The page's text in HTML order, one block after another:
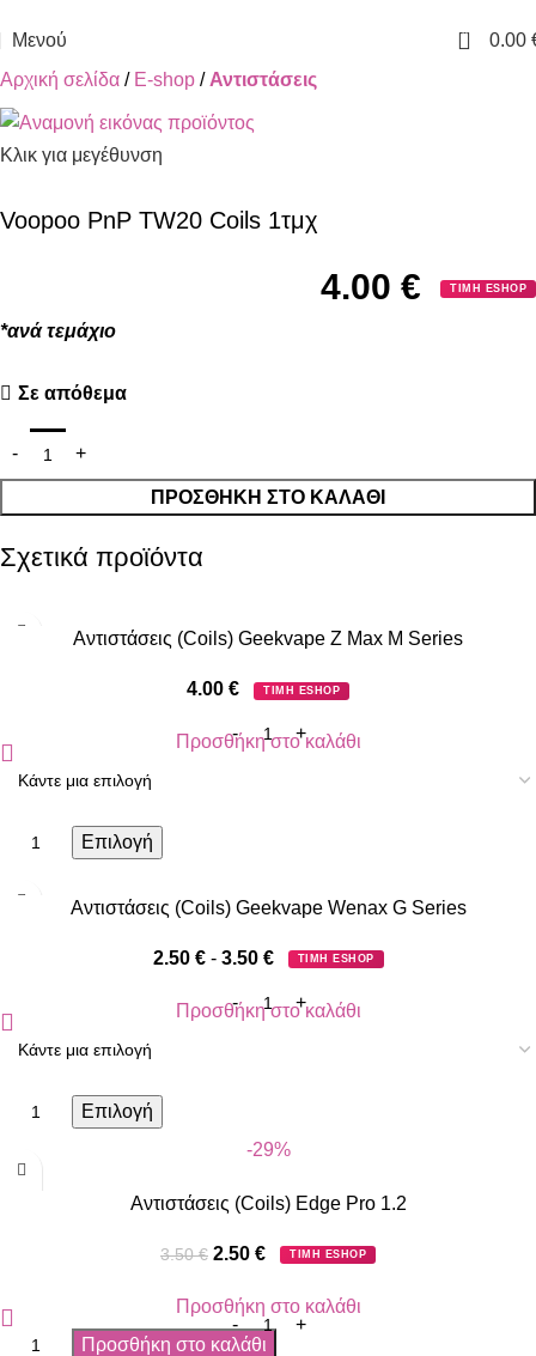
Μενού 0 0.00
Αρχική σελίδα
E-shop Αντιστάσεις
Κλικ για μεγέθυνση
Voopoo PnP TW20 Coils 1τμχ
4.00 € ΤΙΜΗ ESHOP
*ανά τεμάχιο
Σε απόθεμα
ΠΡΟΣΘΉΚΗ ΣΤΟ ΚΑΛΆΘΙ
Σχετικά προϊόντα
Αντιστάσεις (Coils) Geekvape Z Max M Series
4.00 € ΤΙΜΗ ESHOP
Προσθήκη στο καλάθι
Επιλογή
Αντιστάσεις (Coils) Geekvape Wenax G Series
2.50 €- 3.50 € ΤΙΜΗ ESHOP
Προσθήκη στο καλάθι
Επιλογή
-29%
Αντιστάσεις (Coils) Edge Pro 1.2
3.50€ 2.50 € ΤΙΜΗ ESHOP
Προσθήκη στο καλάθι
Προσθήκη στο καλάθι